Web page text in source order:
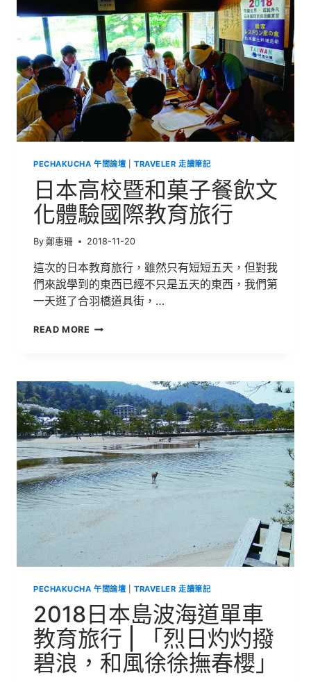
工
藝
機
密
PECHAKUCHA 午間論壇 |TRAVELER 走讀筆記
日本高校暨和菓子餐飲文
化體驗國際教育旅行
By 鄭惠珊 2018-11-20
這次的日本教育旅行，雖然只有短短五天，但對我
們來說學到的東西已經不只是五天的東西，我們第
一天逛了合羽橋道具街，…
READ MORE 日
暨
和
菓
子
餐
飲
文
化
體
驗
國
際
教
旅
PECHAKUCHA 午間論壇 |TRAVELER 走讀筆記
2018日本島波海道單車
教育旅行 | 「烈日灼灼撥
碧浪，和風徐徐撫春櫻」